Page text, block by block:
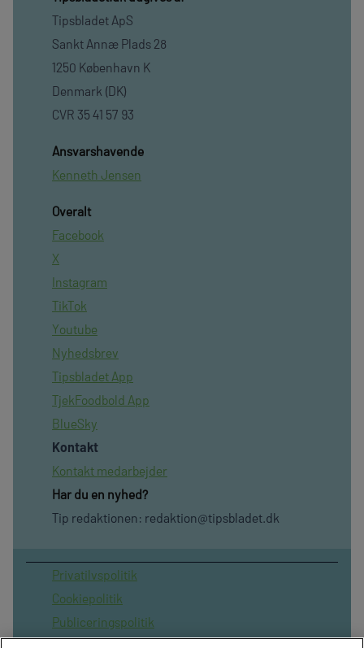
Tipsbladet ApS
Sankt Annæ Plads 28
1250 København K
Denmark (DK)
CVR 35 41 57 93
Ansvarshavende
Kenneth Jensen
Overalt
Facebook
X
Instagram
TikTok
Youtube
Nyhedsbrev
Tipsbladet App
TjekFoodbold App
BlueSky
Kontakt
Kontakt medarbejder
Har du en nyhed?
Tip redaktionen: redaktion@tipsbladet.dk
Privatilvspolitik
Cookiepolitik
Publiceringspolitik